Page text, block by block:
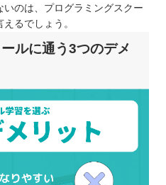
のは、プログラミングスクー
るでしょう。
ルに通う3つのデメ